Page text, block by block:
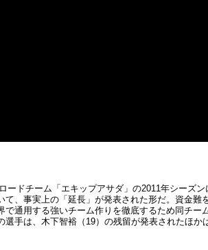
ードチーム「エキップアサダ」の2011年シー
、事実上の「延長」が発表された形だ。資金
通用する強いチーム作りを徹底するため同チ
手は、木下智裕（19）の残留が発表されたほか